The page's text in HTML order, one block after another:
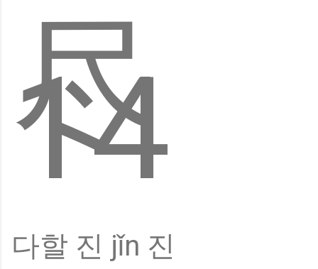
尽
14
다할 진 jǐn 진